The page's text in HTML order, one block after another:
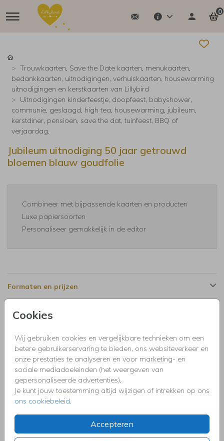
0
Cookies
Wij gebruiken cookies en vergelijkbare technieken om een
betere gebruikerservaring te bieden, ons websiteverkeer en
onze prestaties te analyseren en voor marketing- en
sociale mediadoeleinden (het weergeven van
gepersonaliseerde advertenties).
Je kunt jouw toestemming altijd wijzigen of intrekken op ons
ons cookiebeleid
Accepteren
Trouwkaarten, Save the Date kaarten, menukaarten,
bedankkaarten, uitnodigingen, verhuiskaarten, housewarming
uitnodigingen en kerstkaarten van Lillybird
Uitnodigingen kinderfeestje, doopfeest, babyshower,
communie, geslaagd, high tea, housewarming, jubileum,
kerstdiner, pensioen, save the dat, tuinfeest, BBQ of
verjaardag.
Jubileum uitnodiging 50 jaar getrouwd
bloemen blauw goudfolie
Combineer met bijpassende kaarten en producten
Luxe papiersoorten
Personaliseer gemakkelijk in de editor
Formaten en prijzen
Omschrijving
Uitnodiging huwelijk jubileum kaart donkerblauw met 50
jaar getrouwd, bloemen en goudfolie. Pas het jaartal naar
wens aan!
Uitnodigingen kinderfeestje, doopfeest, babyshower,
communie, geslaagd, high tea, housewarming, jubileum,